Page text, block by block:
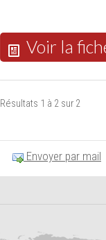
Voir la
Résultats 1 à 2 sur 2
Envoyer par mail